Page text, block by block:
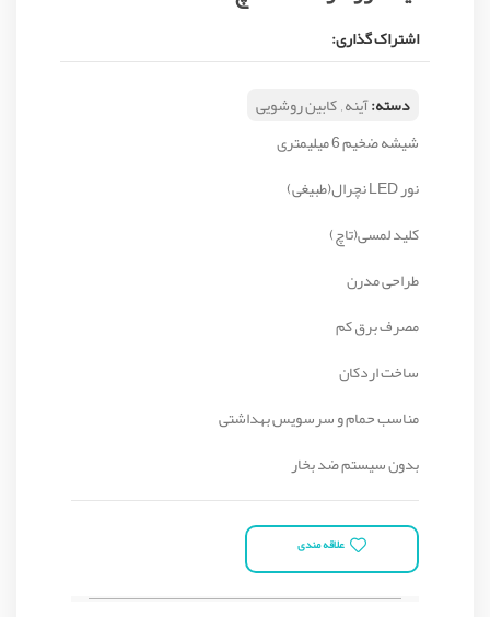
اشتراک گذاری:
دسته:آینه,کابین روشویی
شیشه ضخیم 6 میلیمتری
نور LED نچرال(طبیغی)
کلید لمسی(تاچ)
طراحی مدرن
مصرف برق کم
ساخت اردکان
مناسب حمام و سرسویس بهداشتی
بدون سیستم ضد بخار
علاقه مندی